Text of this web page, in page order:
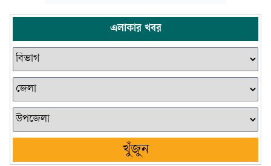
এলাকার খবর
খুঁজুন